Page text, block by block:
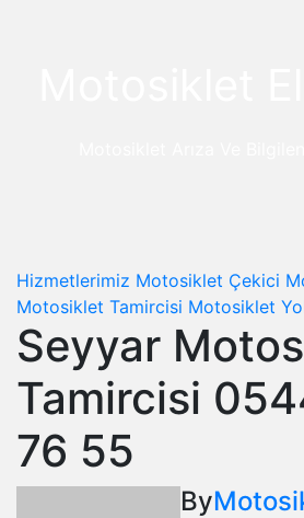
Hizmetlerimiz Motosiklet Çekici
Motosiklet Tamircisi Motosiklet
Seyyar
Tamircisi
76 55
By